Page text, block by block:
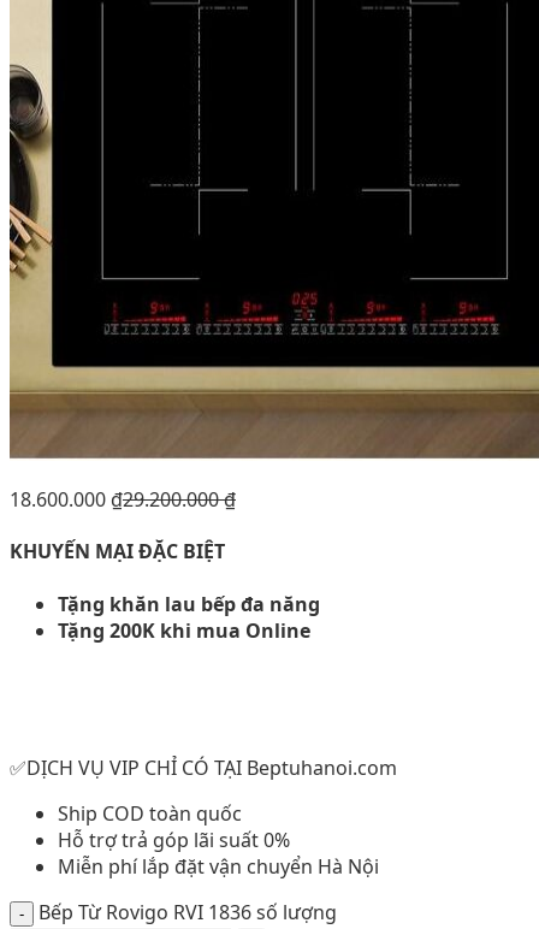
18.600.000 ₫29.200.000₫
KHUYẾN MẠI ĐẶC BIỆT
Tặng khăn lau bếp đa năng
Tặng 200K khi mua Online
✅DỊCH VỤ VIP CHỈ CÓ TẠI Beptuhanoi.com
Ship COD toàn quốc
Hỗ trợ trả góp lãi suất 0%
Miễn phí lắp đặt vận chuyển Hà Nội
Bếp Từ Rovigo RVI 1836 số lượng